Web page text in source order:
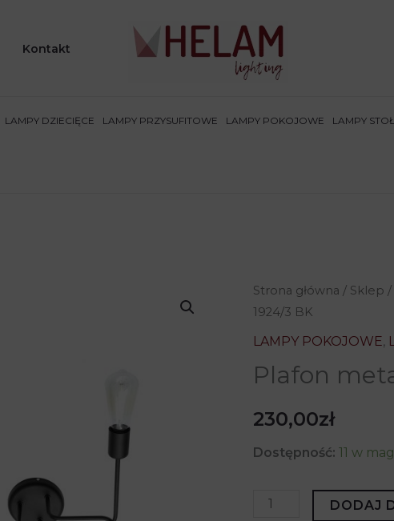
Kontakt
LAMPY DZIECIĘCE LAMPY PRZYSUFITOWE LAMPY POKOJOWE LAMPY
Strona główna / Sklep
1924/3 BK
LAMPY POKOJOWE,
Plafon
230,00zł
Dostępność: 11 w
ilość
DODAJ